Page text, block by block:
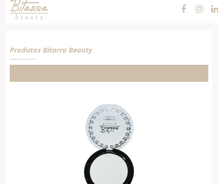
Produtos Bitarra Beauty